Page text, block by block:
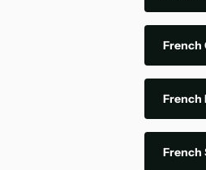
French
French
French